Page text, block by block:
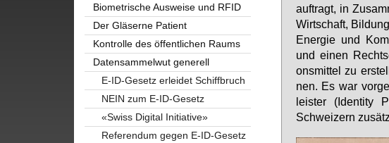
auf­tragt, in
Wirt­schaft,
En­er­gie und
und ei­nen
ons­mit­tel zu
nen. Es war
leis­ter (Iden­ti­ty
Schwei­zern
Biometrische Ausweise und RFID
Der Gläserne Patient
Kontrolle des öffentlichen Raums
Datensammelwut generell
E-ID-Gesetz erleidet Schiffbruch
NEIN zum E-ID-Gesetz
«Swiss Digital Initiative»
Referendum gegen E-ID-Gesetz